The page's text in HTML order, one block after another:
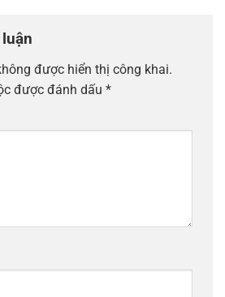
được hiển thị công khai.
được đánh dấu *